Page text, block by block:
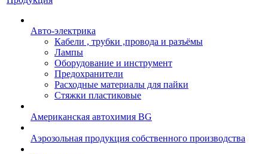
Авто-электрика
Кабели , трубки ,провода и разъёмы
Лампы
Оборудование и инструмент
Предохранители
Расходные материалы для пайки
Стяжки пластиковые
Американская автохимия BG
Аэрозольная продукция собственного производства